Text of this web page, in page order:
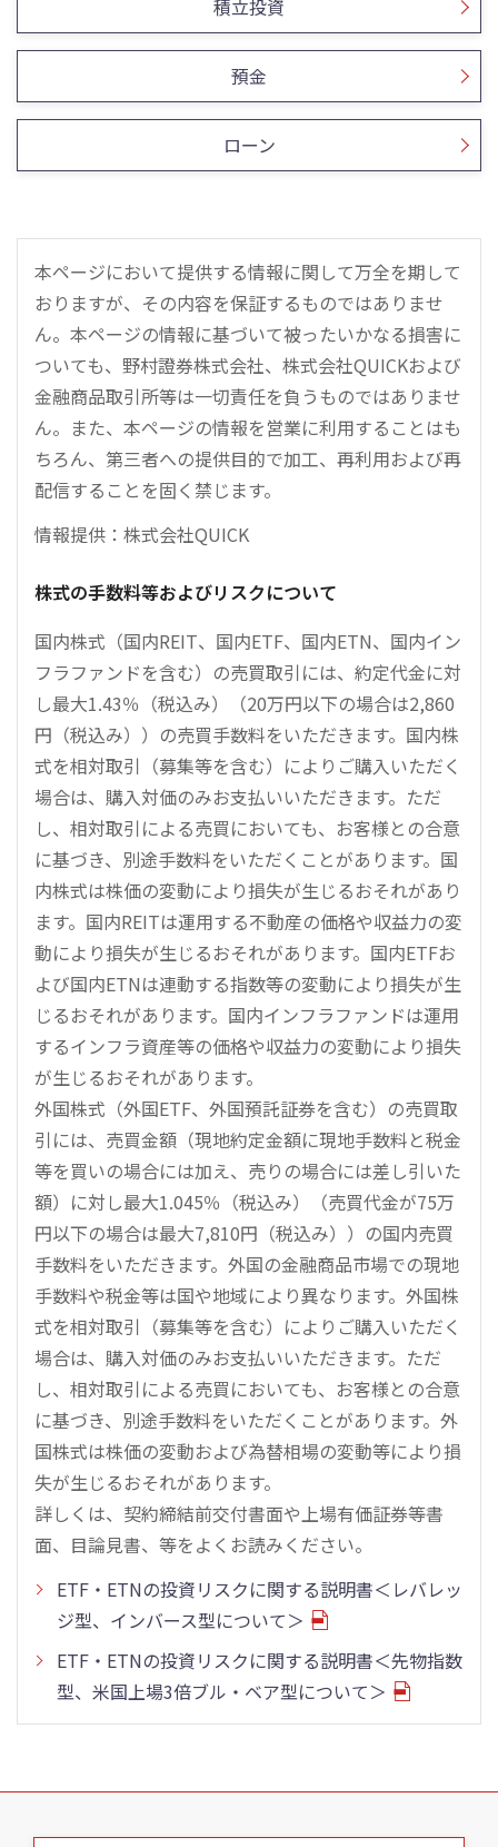
積立投資
預金
ローン
本ページにおいて提供する情報に関して万全を期して
おりますが、その内容を保証するものではありませ
ん。本ページの情報に基づいて被ったいかなる損害に
ついても、野村證券株式会社、株式会社QUICKおよび
金融商品取引所等は一切責任を負うものではありませ
ん。また、本ページの情報を営業に利用することはも
ちろん、第三者への提供目的で加工、再利用および再
配信することを固く禁じます。
情報提供：株式会社QUICK
株式の手数料等およびリスクについて
国内株式（国内REIT、国内ETF、国内ETN、国内イン
フラファンドを含む）の売買取引には、約定代金に対
し最大1.43％（税込み）（20万円以下の場合は2,860
円（税込み））の売買手数料をいただきます。国内株
式を相対取引（募集等を含む）によりご購入いただく
場合は、購入対価のみお支払いいただきます。ただ
し、相対取引による売買においても、お客様との合意
に基づき、別途手数料をいただくことがあります。国
内株式は株価の変動により損失が生じるおそれがあり
ます。国内REITは運用する不動産の価格や収益力の変
動により損失が生じるおそれがあります。国内ETFお
よび国内ETNは連動する指数等の変動により損失が生
じるおそれがあります。国内インフラファンドは運用
するインフラ資産等の価格や収益力の変動により損失
が生じるおそれがあります。
外国株式（外国ETF、外国預託証券を含む）の売買取
引には、売買金額（現地約定金額に現地手数料と税金
等を買いの場合には加え、売りの場合には差し引いた
額）に対し最大1.045％（税込み）（売買代金が75万
円以下の場合は最大7,810円（税込み））の国内売買
手数料をいただきます。外国の金融商品市場での現地
手数料や税金等は国や地域により異なります。外国株
式を相対取引（募集等を含む）によりご購入いただく
場合は、購入対価のみお支払いいただきます。ただ
し、相対取引による売買においても、お客様との合意
に基づき、別途手数料をいただくことがあります。外
国株式は株価の変動および為替相場の変動等により損
失が生じるおそれがあります。
詳しくは、契約締結前交付書面や上場有価証券等書
面、目論見書、等をよくお読みください。
ETF・ETNの投資リスクに関する説明書＜レバレッ
ジ型、インバース型について＞
ETF・ETNの投資リスクに関する説明書＜先物指数
型、米国上場3倍ブル・ベア型について＞
こ